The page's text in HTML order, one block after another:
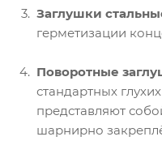
Заглушки
герметизации
Поворотные
стандартных
представляют
шарнирно